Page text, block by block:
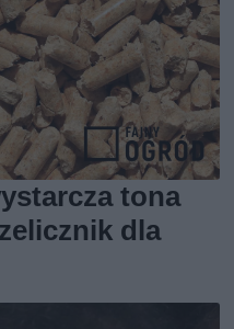
tona
dla